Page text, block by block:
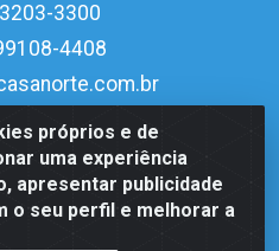
próprios e de
uma experiência
apresentar publicidade
o seu perfil e melhorar a
3300
4408
Mário Câmara, 1815 -
- CEP 59054-600 - CNPJ
0001-51